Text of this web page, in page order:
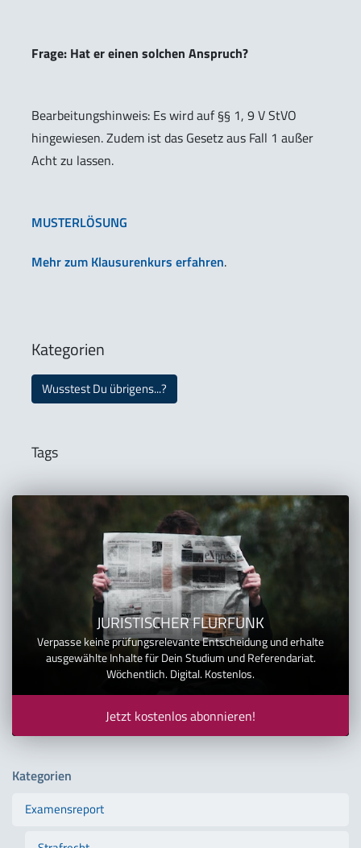
Frage: Hat er einen solchen Anspruch?
Bearbeitungshinweis: Es wird auf §§ 1, 9 V StVO
hingewiesen. Zudem ist das Gesetz aus Fall 1 außer
Acht zu lassen.
MUSTERLÖSUNG
Mehr zum Klausurenkurs erfahren.
Kategorien
Wusstest Du übrigens...?
Tags
JURISTISCHER FLURFUNK
Verpasse keine prüfungsrelevante Entscheidung und erhalte
ausgewählte Inhalte für Dein Studium und Referendariat.
Wöchentlich. Digital. Kostenlos.
Jetzt kostenlos abonnieren!
Kategorien
Examensreport